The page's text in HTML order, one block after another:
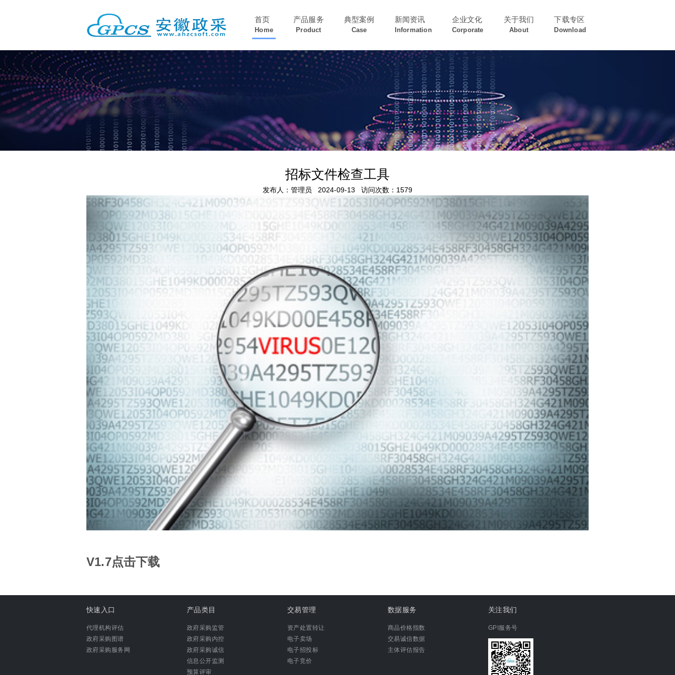
首页
Home
产品服务
Product
典型案例
Case
新闻资讯
Information
企业文化
Corporate
关于我们
About
下载专区
Download
招标文件检查工具
发布人：管理员 2024-09-13 访问次数：1579
V1.7点击下载
快速入口
代理机构评估
政府采购图谱
政府采购服务网
产品类目
政府采购监管
政府采购内控
政府采购诚信
信息公开监测
预算评审
交易管理
资产处置转让
电子卖场
电子招投标
电子竞价
数据服务
商品价格指数
交易诚信数据
主体评估报告
关注我们
GPI服务号